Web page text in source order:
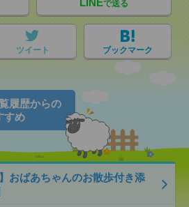
LINEで送る
ツイート ブックマーク
履歴からの
すめ
おばあちゃんのお散歩付き添